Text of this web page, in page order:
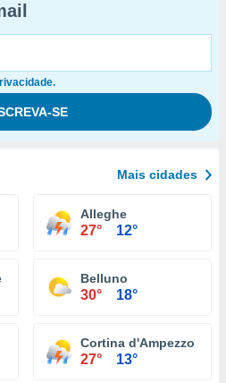
Mais cidades
Alleghe
27° 12°
Belluno
30° 18°
Cortina d'Ampezzo
27° 13°